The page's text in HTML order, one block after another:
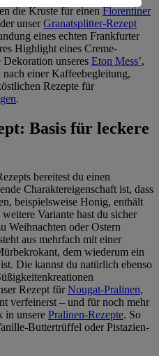
die Kruste für einenFlorentiner
unserGranatsplitter-Rezept
eines echten Frankfurter
Highlight eines Creme-
unseres Eton Mess’,
einer Kaffeebegleitung,
Rezepte für
.
Basis für leckere
bereitest du einen
Charaktereigenschaft ist, dass
beispielsweise Honig, enthält
Variante hast du sicher
Weihnachten oder Ostern
aus mehrfach mit einer
dem wiederum ein
Die kannst du natürlich ebenso
Rezept fürNougat-Pralinen,
verfeinerst – und für noch mehr
in unsere Pralinen-Rezepte. So
Buttertrüffel oder Pistazien-
der Seite findest du